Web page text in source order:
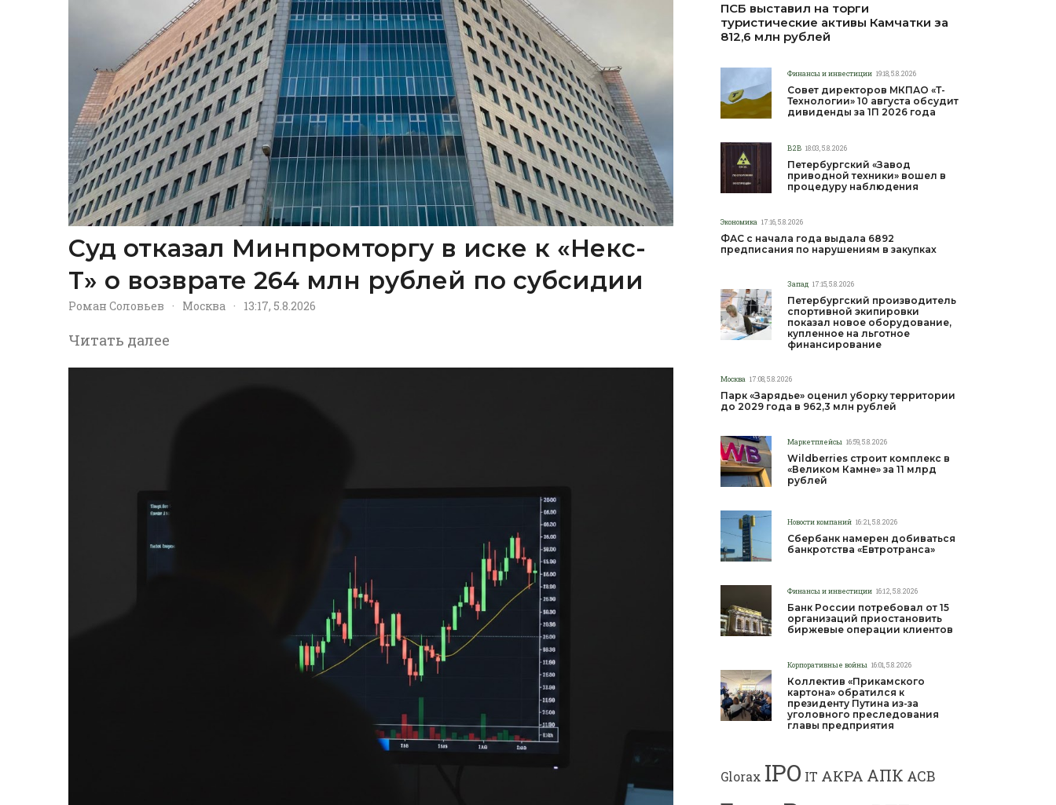
Суд отказал Минпромторгу в иске к «Некс-
Т» о возврате 264 млн рублей по субсидии
Роман Соловьев · Москва · 13:17, 5.8.2026
Читать далее
ПСБ выставил на торги
туристические активы Камчатки за
812,6 млн рублей
Финансы и инвестиции 19:18, 5.8.2026
Совет директоров МКПАО «Т-
Технологии» 10 августа обсудит
дивиденды за 1П 2026 года
B2B 18:03, 5.8.2026
Петербургский «Завод
приводной техники» вошел в
процедуру наблюдения
Экономика 17:16, 5.8.2026
ФАС с начала года выдала 6892
предписания по нарушениям в закупках
Запад 17:15, 5.8.2026
Петербургский производитель
спортивной экипировки
показал новое оборудование,
купленное на льготное
финансирование
Москва 17:08, 5.8.2026
Парк «Зарядье» оценил уборку территории
до 2029 года в 962,3 млн рублей
Маркетплейсы 16:59, 5.8.2026
Wildberries строит комплекс в
«Великом Камне» за 11 млрд
рублей
Новости компаний 16:21, 5.8.2026
Сбербанк намерен добиваться
банкротства «Евтротранса»
Финансы и инвестиции 16:12, 5.8.2026
Банк России потребовал от 15
организаций приостановить
биржевые операции клиентов
Корпоративные войны 16:01, 5.8.2026
Коллектив «Прикамского
картона» обратился к
президенту Путина из-за
уголовного преследования
главы предприятия
Glorax IPO IT АКРА АПК АСВ